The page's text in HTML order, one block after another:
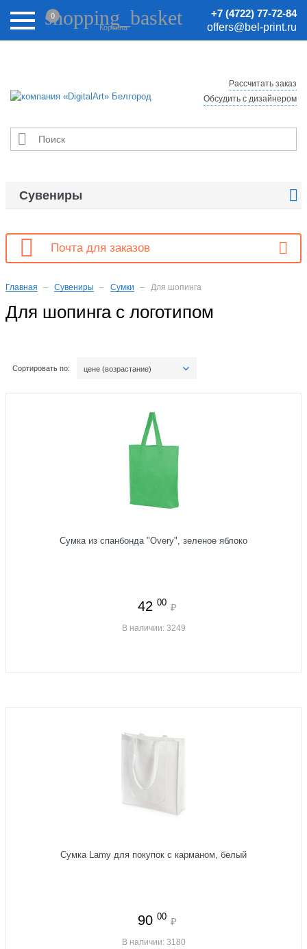
Внимание! Цены на сайте могут быть неактуальными.
Актуальные цены уточняйте у менеджеров.
+7 (4722) 77-72-84
offers@bel-print.ru
shopping_basket
Корзина
0

Рассчитать заказ
Обсудить с дизайнером
Сувениры 
 Почта для заказов
Главная Сувениры Сумки Для шопинга
Для шопинга с логотипом
Сортировать по: цене (возрастание)
Сумка из спанбонда "Overy", зеленое яблоко
42 00 ₽
В наличии: 3249
Сумка Lamy для покупок с карманом, белый
90 00 ₽
В наличии: 3180